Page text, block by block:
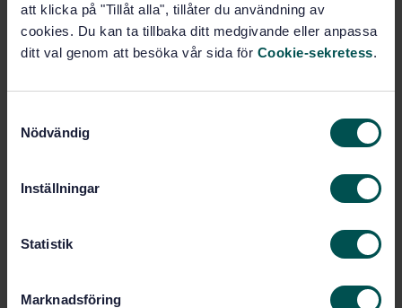
att klicka på "Tillåt alla", tillåter du användning av
cookies. Du kan ta tillbaka ditt medgivande eller anpassa
ditt val genom att besöka vår sida för Cookie-sekretess.
Nödvändig
Inställningar
Statistik
Marknadsföring
1: Grundläggande fordringar - Kryp- och luftavstånd
Prenumerera på standarden - Läs mer
Pris:1 333 SEK
PDF
Lägg i varukorgen
Fler alternativ
Produktinformation